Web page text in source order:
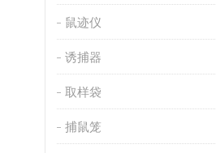
鼠迹仪
诱捕器
取样袋
捕鼠笼